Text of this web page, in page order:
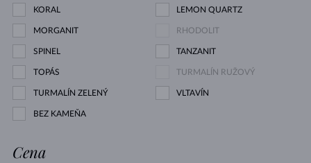
KORAL LEMON QUARTZ
MORGANIT RHODOLIT
SPINEL TANZANIT
TOPÁS TURMALÍN RUŽOVÝ
TURMALÍN ZELENÝ VLTAVÍN
BEZ KAMEŇA
Cena